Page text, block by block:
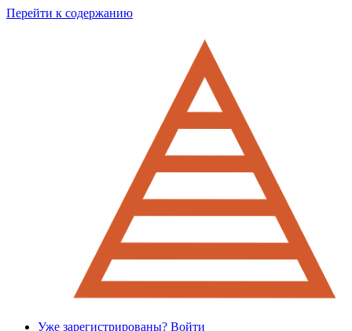
Перейти к содержанию
Уже зарегистрированы? Войти